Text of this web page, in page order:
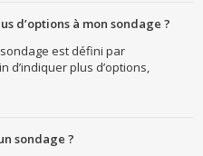
d’options à mon sondage ?
est défini par
d’indiquer plus d’options,
sondage ?